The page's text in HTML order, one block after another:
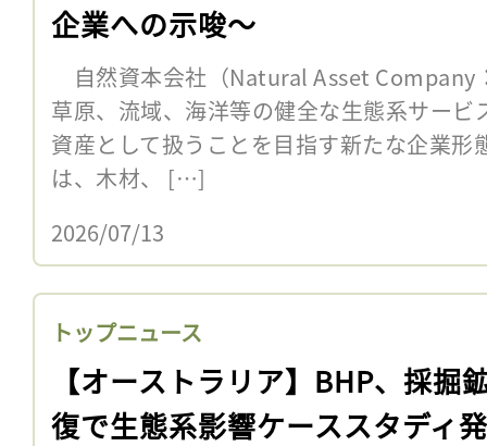
企業への示唆〜
自然資本会社（Natural Asset Company
草原、流域、海洋等の健全な生態系サー
資産として扱うことを目指す新たな企業形
は、木材、 […]
2026/07/13
トップニュース
【オーストラリア】BHP、採掘
復で生態系影響ケーススタディ